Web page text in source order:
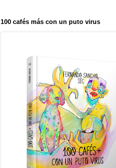
100 cafés más con un puto virus